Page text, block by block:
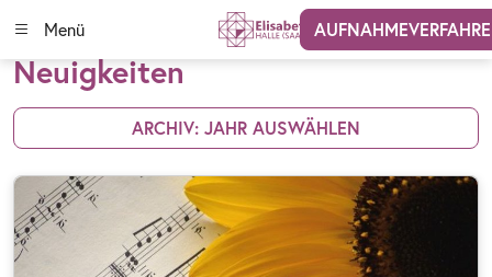
Menü
Neuigkeiten
ARCHIV: JAHR AUSWÄHLEN